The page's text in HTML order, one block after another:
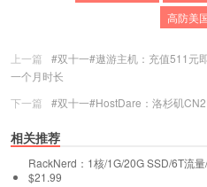
高防美
上一篇
#双十一#遨游主机：充值511元
一个月时长
下一篇
#双十一#HostDare：洛杉矶
相关推荐
RackNerd：1核/1G/20G SSD/6T流
$21.99